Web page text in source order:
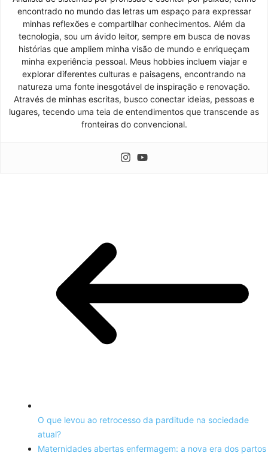
encontrado no mundo das letras um espaço para expressar
minhas reflexões e compartilhar conhecimentos. Além da
tecnologia, sou um ávido leitor, sempre em busca de novas
histórias que ampliem minha visão de mundo e enriqueçam
minha experiência pessoal. Meus hobbies incluem viajar e
explorar diferentes culturas e paisagens, encontrando na
natureza uma fonte inesgotável de inspiração e renovação.
Através de minhas escritas, busco conectar ideias, pessoas e
lugares, tecendo uma teia de entendimentos que transcende as
fronteiras do convencional.
O que levou ao retrocesso da parditude na sociedade
atual?
Maternidades abertas enfermagem: a nova era dos partos